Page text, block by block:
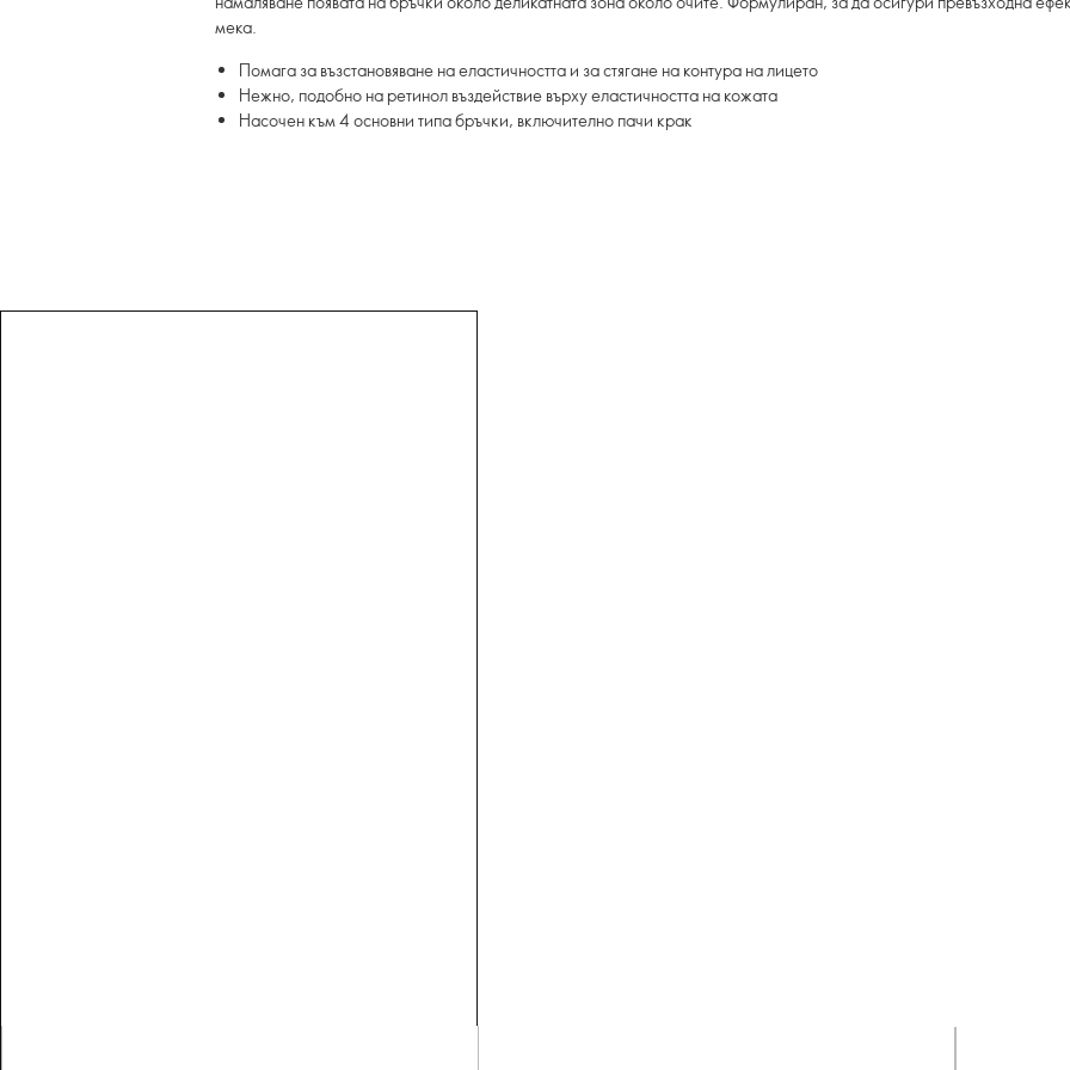
мека.
Помага за възстановяване на еластичността и за стягане на контура на лицето
Нежно, подобно на ретинол въздействие върху еластичността на кожата
Насочен към 4 основни типа бръчки, включително пачи крак